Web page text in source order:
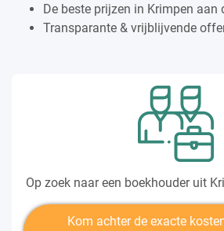
De beste prijzen in Krimpen aan
Transparante & vrijblijvende
Op zoek naar een boekhouder uit
Kom achter de exacte